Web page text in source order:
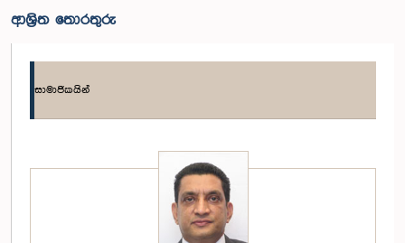
ආශ්‍රිත තොරතුරු
සාමාජිකයින්